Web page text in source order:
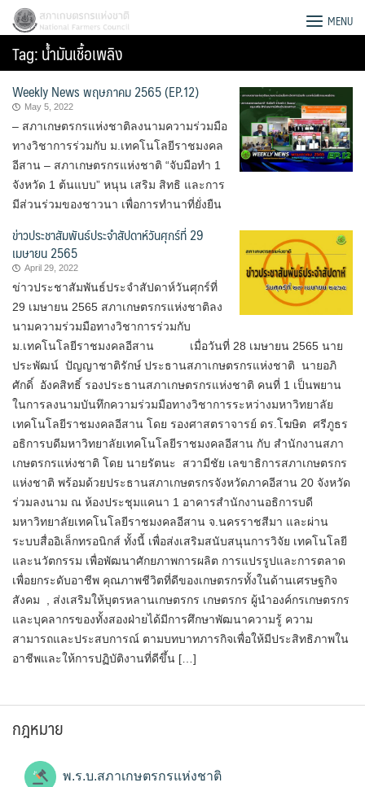
Skip
content
Search
for:
สภาเกษตรกรแห่งชาติ MENU
Tag:น้ำมันเชื้อเพลิง
Weekly News พฤษภาคม 2565 (EP.12)
May 5, 2022
– สภาเกษตรกรแห่งชาติลงนามความร่วมมือ
ทางวิชาการร่วมกับ ม.เทคโนโลยีราชมงคล
อีสาน – สภาเกษตรกรแห่งชาติ “จับมือทำ 1
จังหวัด 1 ต้นแบบ” หนุน เสริม สิทธิ และการ
มีส่วนร่วมของชาวนา เพื่อการทำนาที่ยั่งยืน
ข่าวประชาสัมพันธ์ประจำสัปดาห์วันศุกร์ที่ 29
เมษายน 2565
April 29, 2022
ข่าวประชาสัมพันธ์ประจำสัปดาห์วันศุกร์ที่
29 เมษายน 2565 สภาเกษตรกรแห่งชาติลง
นามความร่วมมือทางวิชาการร่วมกับ
ม.เทคโนโลยีราชมงคลอีสาน เมื่อวันที่ 28 เมษายน 2565 นาย
ประพัฒน์ ปัญญาชาติรักษ์ ประธานสภาเกษตรกรแห่งชาติ นายอภิ
ศักดิ์ อังคสิทธิ์ รองประธานสภาเกษตรกรแห่งชาติ คนที่ 1 เป็นพยาน
ในการลงนามบันทึกความร่วมมือทางวิชาการระหว่างมหาวิทยาลัย
เทคโนโลยีราชมงคลอีสาน โดย รองศาสตราจารย์ ดร.โฆษิต ศรีภูธร
อธิการบดีมหาวิทยาลัยเทคโนโลยีราชมงคลอีสาน กับ สำนักงานสภา
เกษตรกรแห่งชาติ โดย นายรัตนะ สวามีชัย เลขาธิการสภาเกษตรกร
แห่งชาติ พร้อมด้วยประธานสภาเกษตรกรจังหวัดภาคอีสาน 20 จังหวัด
ร่วมลงนาม ณ ห้องประชุมแคนา 1 อาคารสำนักงานอธิการบดี
มหาวิทยาลัยเทคโนโลยีราชมงคลอีสาน จ.นครราชสีมา และผ่าน
ระบบสื่ออิเล็กทรอนิกส์ ทั้งนี้ เพื่อส่งเสริมสนับสนุนการวิจัย เทคโนโลยี
และนวัตกรรม เพื่อพัฒนาศักยภาพการผลิต การแปรรูปและการตลาด
เพื่อยกระดับอาชีพ คุณภาพชีวิตที่ดีของเกษตรกรทั้งในด้านเศรษฐกิจ
สังคม , ส่งเสริมให้บุตรหลานเกษตรกร เกษตรกร ผู้นำองค์กรเกษตรกร
และบุคลากรของทั้งสองฝ่ายได้มีการศึกษาพัฒนาความรู้ ความ
สามารถและประสบการณ์ ตามบทบาทภารกิจเพื่อให้มีประสิทธิภาพใน
อาชีพและให้การปฏิบัติงานที่ดีขึ้น […]
กฎหมาย
พ.ร.บ.สภาเกษตรกรแห่งชาติ